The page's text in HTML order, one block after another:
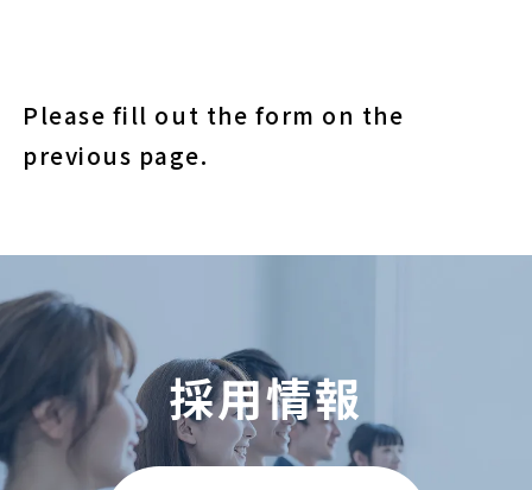
Please fill out the form on the
previous page.
採用情報